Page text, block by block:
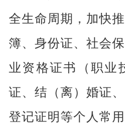
全生命周期，加快
簿、身份证、社会
业资格证书（职业
证、结（离）婚证
登记证明等个人常